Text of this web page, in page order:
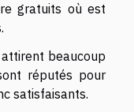
gratuits où est
beaucoup
réputés pour
satisfaisants.